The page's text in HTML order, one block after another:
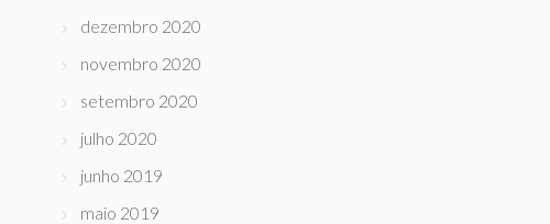
dezembro 2020
novembro 2020
setembro 2020
julho 2020
junho 2019
maio 2019